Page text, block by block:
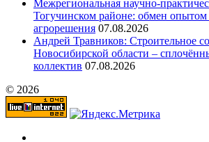
Межрегиональная
Тогучинском районе: обмен
агрорешения 07.08.2026
Андрей Травников: Строительное
Новосибирской области –
коллектив 07.08.2026
© 2026